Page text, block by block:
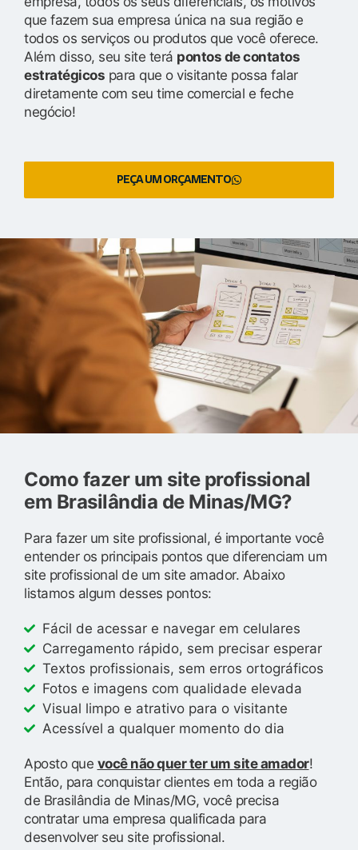
que fazem sua empresa única na sua região e
todos os serviços ou produtos que você oferece.
Além disso, seu site terá pontos de contatos
estratégicos para que o visitante possa falar
diretamente com seu time comercial e feche
negócio!
PEÇA UM ORÇAMENTO
Como fazer um site profissional
em Brasilândia de Minas/MG?
Para fazer um site profissional, é importante você
entender os principais pontos que diferenciam um
site profissional de um site amador. Abaixo
listamos algum desses pontos:
Fácil de acessar e navegar em celulares
Carregamento rápido, sem precisar esperar
Textos profissionais, sem erros ortográficos
Fotos e imagens com qualidade elevada
Visual limpo e atrativo para o visitante
Acessível a qualquer momento do dia
Aposto que você não quer ter um site amador!
Então, para conquistar clientes em toda a região
de Brasilândia de Minas/MG, você precisa
contratar uma empresa qualificada para
desenvolver seu site profissional.